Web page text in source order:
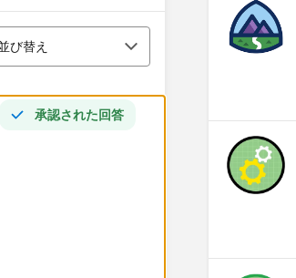
び替え
承認された回答